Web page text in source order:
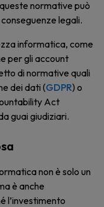
normative può
legali.
informatica, come
per gli account
di normative quali
dei dati (GDPR) o
Act
guai giudiziari.
non è solo un
è anche
l’investimento